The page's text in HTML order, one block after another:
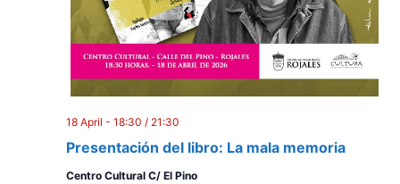
Presentación del libro: La mala memoria
18 April - 18:30 / 21:30
Centro Cultural C/ El Pino